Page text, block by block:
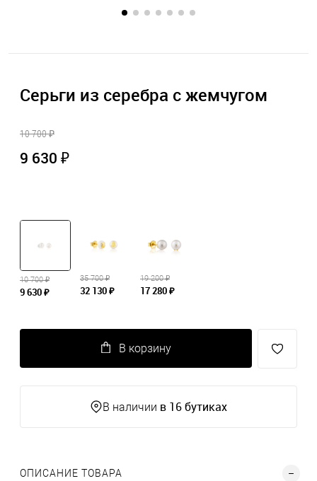
Серьги из серебра с жемчугом
10 700 ₽
9 630 ₽
10 700 ₽
9 630 ₽
35 700 ₽
32 130 ₽
19 200 ₽
17 280 ₽
В корзину
В наличии в 16 бутиках
ОПИСАНИЕ ТОВАРА